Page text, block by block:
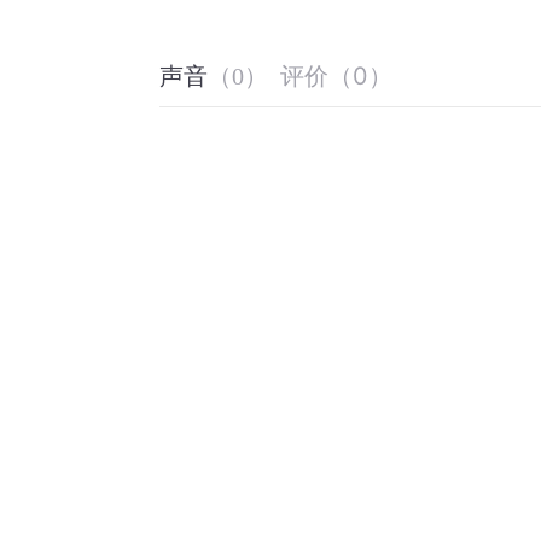
声音 （0） 评价 （0 ）